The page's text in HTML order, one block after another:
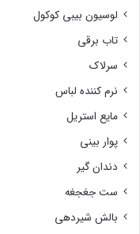
لوسیون بیبی کوکول
تاب برقی
سرلاک
نرم کننده لباس
مایع استریل
پوار بینی
دندان گیر
ست جغجغه
بالش شیردهی